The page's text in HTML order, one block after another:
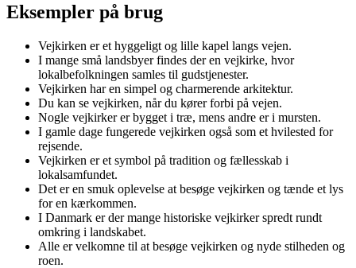
Eksempler på brug
Vejkirken er et hyggeligt og lille kapel langs vejen.
I mange små landsbyer findes der en vejkirke, hvor
lokalbefolkningen samles til gudstjenester.
Vejkirken har en simpel og charmerende arkitektur.
Du kan se vejkirken, når du kører forbi på vejen.
Nogle vejkirker er bygget i træ, mens andre er i mursten.
I gamle dage fungerede vejkirken også som et hvilested for
rejsende.
Vejkirken er et symbol på tradition og fællesskab i
lokalsamfundet.
Det er en smuk oplevelse at besøge vejkirken og tænde et lys
for en kærkommen.
I Danmark er der mange historiske vejkirker spredt rundt
omkring i landskabet.
Alle er velkomne til at besøge vejkirken og nyde stilheden og
roen.